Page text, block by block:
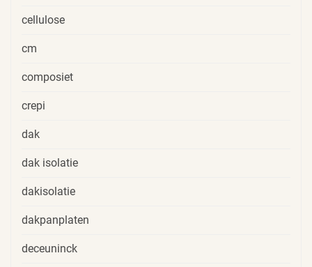
cellulose
cm
composiet
crepi
dak
dak isolatie
dakisolatie
dakpanplaten
deceuninck